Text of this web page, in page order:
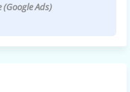
(Google Ads)